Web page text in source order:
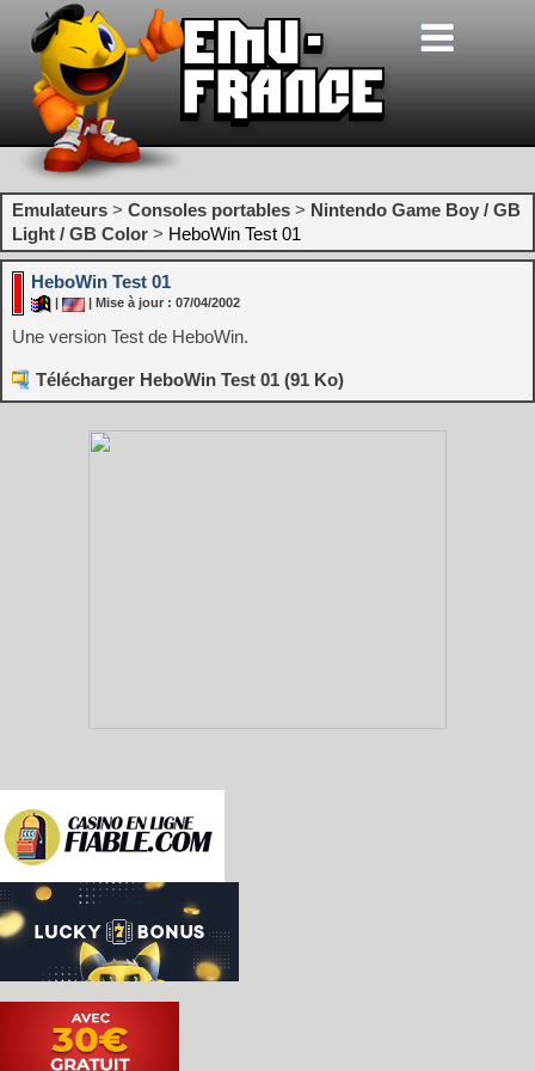
Emulateurs > Consoles portables > Nintendo Game Boy / GB
Light / GB Color > HeboWin Test 01
HeboWin Test 01
| Mise à jour : 07/04/2002
Une version Test de HeboWin.
Télécharger HeboWin Test 01 (91 Ko)